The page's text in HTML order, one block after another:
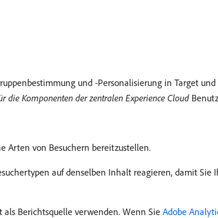
und -Personalisierung in Target
die Komponenten der zentralen Experience Cloud
Arten von Besuchern bereitzustellen.
auf denselben Inhalt reagieren, damit Sie
Berichtsquelle verwenden. Wenn Sie Adobe